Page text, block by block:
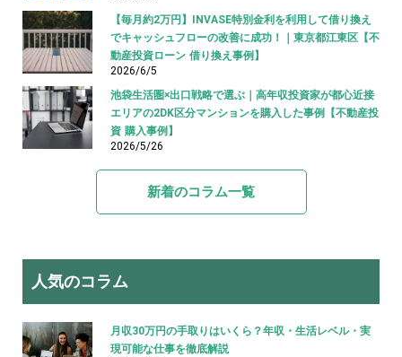
【毎月約2万円】INVASE特別金利を利用して借り換え
でキャッシュフローの改善に成功！｜東京都江東区【不
動産投資ローン 借り換え事例】
2026/6/5
池袋生活圏×出口戦略で選ぶ｜高年収投資家が都心近接
エリアの2DK区分マンションを購入した事例【不動産投
資 購入事例】
2026/5/26
新着のコラム一覧
人気のコラム
月収30万円の手取りはいくら？年収・生活レベル・実
現可能な仕事を徹底解説